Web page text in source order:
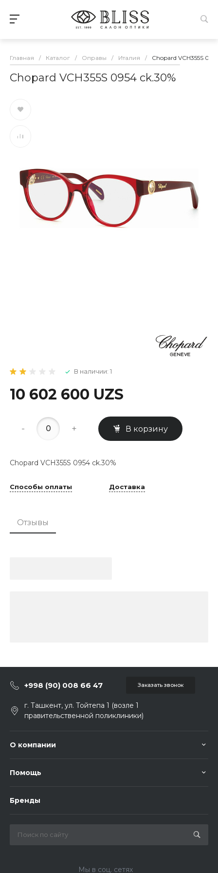
Главная / Каталог / Оправы / Италия / Chopard VCH355S
Chopard VCH355S 0954 ck.30%
В наличии: 1
10 602 600 UZS
- + В корзину
Chopard VCH355S 0954 ck.30%
Способы оплаты Доставка
Отзывы
+998 (90) 008 66 47 Заказать звонок
г. Ташкент, ул. Тойтепа 1 (возле 1
правительственной поликлиники)
О компании
Помощь
Бренды
Мы в соц. сетях